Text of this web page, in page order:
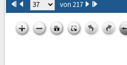
von 217